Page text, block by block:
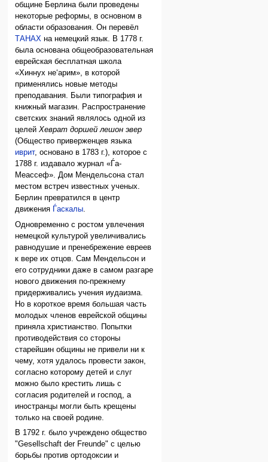
общине Берлина были проведены
некоторые реформы, в основном в
области образования. Он перевёл
ТАНАХ на немецкий язык. В 1778 г.
была основана общеобразовательная
еврейская бесплатная школа
«Хиннух не‘арим», в которой
применялись новые методы
преподавания. Были типография и
книжный магазин. Распространение
светских знаний являлось одной из
целейХеврат доршей лешон эвер
(Общество приверженцев языка
иврит, основано в 1783 г.), которое с
1788 г. издавало журнал «Ѓа-
Меассеф». Дом Мендельсона стал
местом встреч известных ученых.
Берлин превратился в центр
движения
Ѓаскалы.
Одновременно с ростом увлечения
немецкой культурой увеличивались
равнодушие и пренебрежение евреев
к вере их отцов. Сам Мендельсон и
его сотрудники даже в самом разгаре
нового движения по-прежнему
придерживались учения иудаизма.
Но в короткое время большая часть
молодых членов еврейской общины
приняла христианство. Попытки
противодействия со стороны
старейшин общины не привели ни к
чему, хотя удалось провести закон,
согласно которому детей и слуг
можно было крестить лишь с
согласия родителей и господ, а
иностранцы могли быть крещены
только на своей родине.
В 1792 г. было учреждено общество
"Gesellschaft der Freunde" с целью
борьбы против ортодоксии и